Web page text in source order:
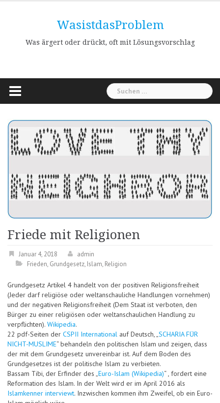
WasistdasProblem
Was ärgert oder drückt, oft mit Lösungsvorschlag
Suchen
nach:
Friede mit Religionen
Januar 4, 2018
admin
Frieden, Grundgesetz, Islam, Religion
Grundgesetz Artikel 4 handelt von der positiven Religionsfreiheit
(Jeder darf religiöse oder weltanschauliche Handlungen vornehmen)
und der negativen Religionsfreiheit (Dem Staat ist verboten, den
Bürger zu einer religiösen oder weltanschaulichen Handlung zu
verpflichten). Wikipedia.
22 pdf-Seiten der CSPII International auf Deutsch, „SCHARIA FÜR
NICHT-MUSLIME“ behandeln den politischen Islam und zeigen, dass
der mit dem Grundgesetz unvereinbar ist. Auf dem Boden des
Grundgesetzes ist der politische Islam zu verbieten.
Bassam Tibi, der Erfinder des „Euro-Islam (Wikipedia)“ , fordert eine
Reformation des Islam. In der Welt wird er im April 2016 als
Islamkenner interviewt. Inzwischen kommen ihm Zweifel, ob ein Euro-